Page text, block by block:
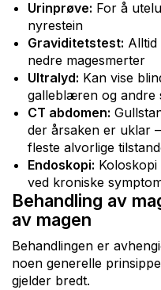
Urinprøve: For å
nyrestein
Graviditetstest:
nedre magesmerter
Ultralyd: Kan vise
galleblæren og andre
CT abdomen:
der årsaken er uklar
fleste alvorlige
Endoskopi:
ved kroniske
Behandling av
av magen
Behandlingen er
noen generelle
gjelder bredt.